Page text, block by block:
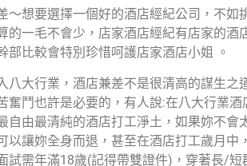
～想要選擇一個好的酒店經紀公司，不如
的一毛不會少，店家酒店經紀有店家的
部比較會特別珍惜呵護店家酒店小姐 。
八大行業，酒店兼差不是很清高的謀生之
奮鬥也許是必要的，有人說:在八大行業
自由最清純的酒店打工淨土，如果妳不
以讓妳全身而退，甚至在酒店打工歲月中
試需年滿18歲(記得帶雙證件)，穿著長/短